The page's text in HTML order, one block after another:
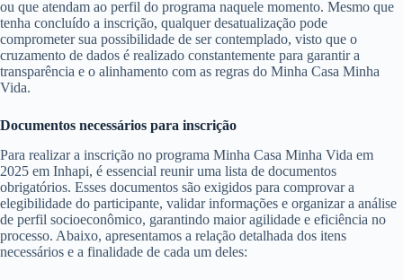
ou que atendam ao perfil do programa naquele momento. Mesmo que
tenha concluído a inscrição, qualquer desatualização pode
comprometer sua possibilidade de ser contemplado, visto que o
cruzamento de dados é realizado constantemente para garantir a
transparência e o alinhamento com as regras do Minha Casa Minha
Vida.
Documentos necessários para inscrição
Para realizar a inscrição no programa Minha Casa Minha Vida em
2025 em Inhapi, é essencial reunir uma lista de documentos
obrigatórios. Esses documentos são exigidos para comprovar a
elegibilidade do participante, validar informações e organizar a análise
de perfil socioeconômico, garantindo maior agilidade e eficiência no
processo. Abaixo, apresentamos a relação detalhada dos itens
necessários e a finalidade de cada um deles: